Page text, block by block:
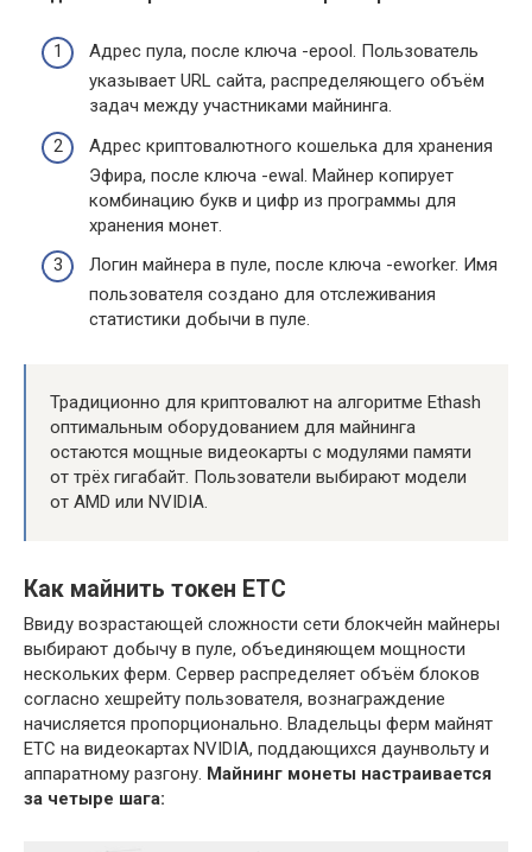
Адрес пула, после ключа -epool. Пользователь
указывает URL сайта, распределяющего объём
задач между участниками майнинга.
Адрес криптовалютного кошелька для хранения
Эфира, после ключа -ewal. Майнер копирует
комбинацию букв и цифр из программы для
хранения монет.
Логин майнера в пуле, после ключа -eworker. Имя
пользователя создано для отслеживания
статистики добычи в пуле.
Традиционно для криптовалют на алгоритме Ethash
оптимальным оборудованием для майнинга
остаются мощные видеокарты с модулями памяти
от трёх гигабайт. Пользователи выбирают модели
от AMD или NVIDIA.
Как майнить токен ETC
Ввиду возрастающей сложности сети блокчейн майнеры
выбирают добычу в пуле, объединяющем мощности
нескольких ферм. Сервер распределяет объём блоков
согласно хешрейту пользователя, вознаграждение
начисляется пропорционально. Владельцы ферм майнят
ETC на видеокартах NVIDIA, поддающихся даунвольту и
аппаратному разгону. Майнинг монеты настраивается
за четыре шага: